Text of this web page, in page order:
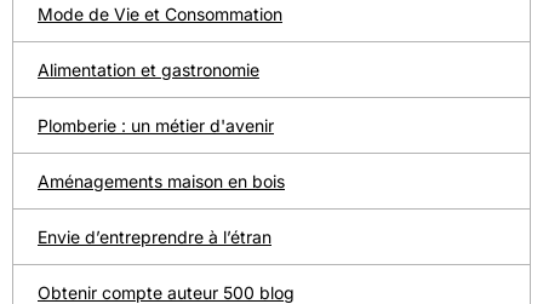
Mode de Vie et Consommation
Alimentation et gastronomie
Plomberie : un métier d'avenir
Aménagements maison en bois
Envie d’entreprendre à l’étran
Obtenir compte auteur 500 blog